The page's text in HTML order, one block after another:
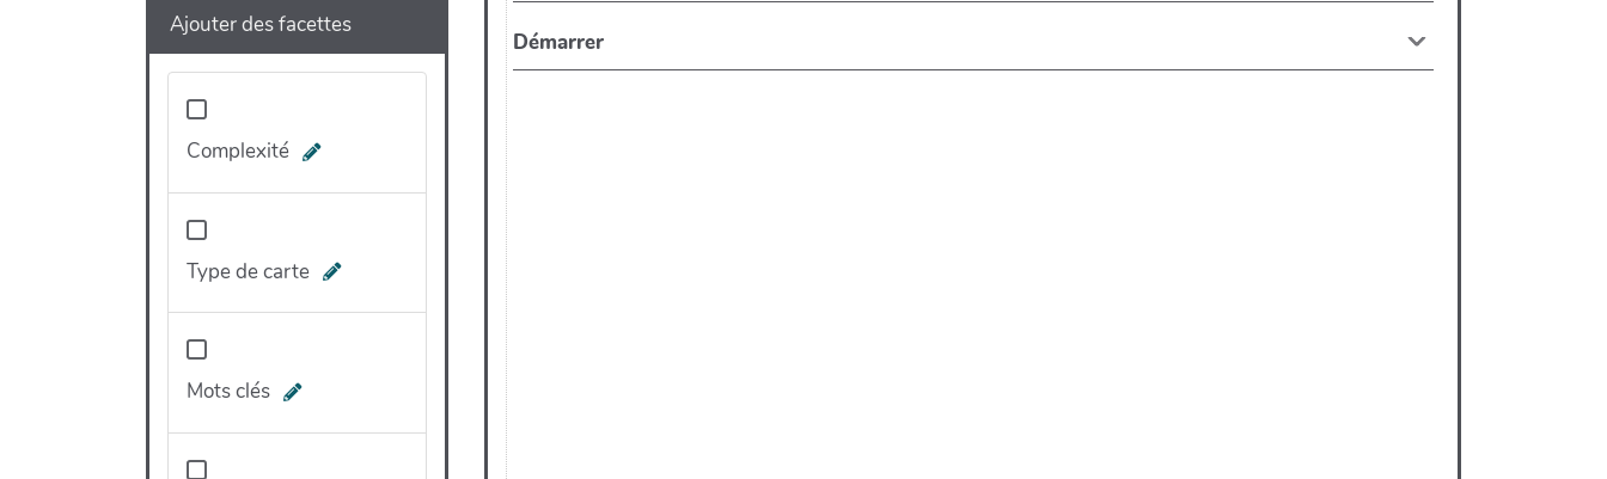
Ajouter des facettes
Complexité
Type de carte
Mots clés